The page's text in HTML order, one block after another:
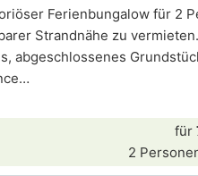
Ferienbungalow für 2
Strandnähe zu vermieten.
abgeschlossenes
für
2